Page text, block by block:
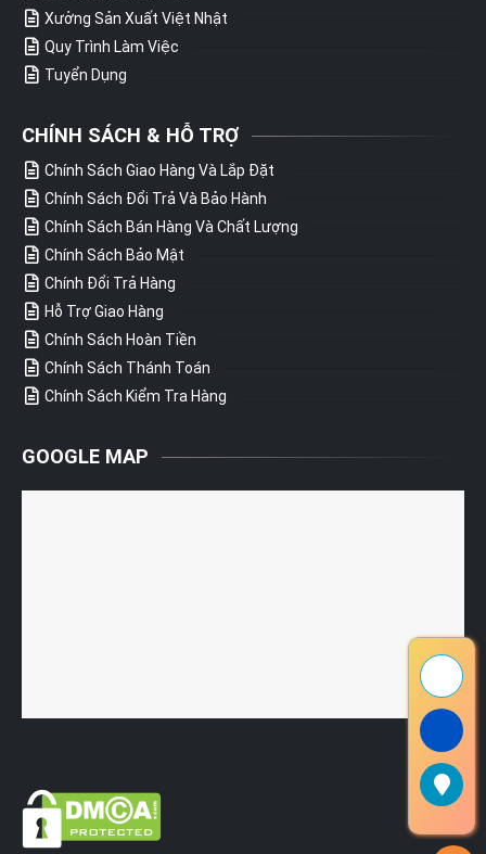
Xưởng Sản Xuất Việt Nhật
Quy Trình Làm Việc
Tuyển Dụng
CHÍNH SÁCH & HỖ TRỢ
Chính Sách Giao Hàng Và Lắp Đặt
Chính Sách Đổi Trả Và Bảo Hành
Chính Sách Bán Hàng Và Chất Lượng
Chính Sách Bảo Mật
Chính Đổi Trả Hàng
Hỗ Trợ Giao Hàng
Chính Sách Hoàn Tiền
Chính Sách Thánh Toán
Chính Sách Kiểm Tra Hàng
GOOGLE MAP